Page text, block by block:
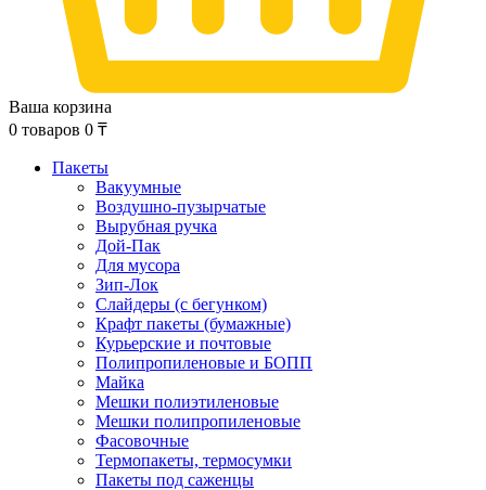
Ваша корзина
0 товаров 0 ₸
Пакеты
Вакуумные
Воздушно-пузырчатые
Вырубная ручка
Дой-Пак
Для мусора
Зип-Лок
Слайдеры (с бегунком)
Крафт пакеты (бумажные)
Курьерские и почтовые
Полипропиленовые и БОПП
Майка
Мешки полиэтиленовые
Мешки полипропиленовые
Фасовочные
Термопакеты, термосумки
Пакеты под саженцы